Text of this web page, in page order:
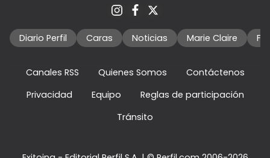
Diario Perfil Caras Noticias Marie Claire
Canales RSS Quienes Somos
Contáctenos
Privacidad
Equipo
Reglas de participación
Tránsito